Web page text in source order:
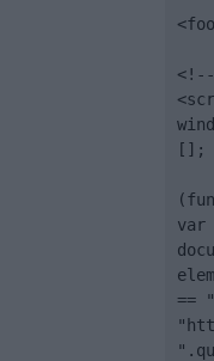
<!--
[];
var
==